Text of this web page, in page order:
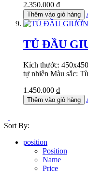
2.350.000 ₫
Thêm vào giỏ hàng
TỦ ĐẦU
Kích thước:
tự nhiên Màu sắc:
1.450.000 ₫
Thêm vào giỏ hàng
Sort By:
position
Position
Name
Price